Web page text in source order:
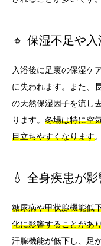
🔸 保湿不足や
入浴後に足裏の保湿ケ
に失われます。また、
の天然保湿因子を流し
ります。 冬場は特に空
目立ちやすくなります。
💧 全身疾患が
糖尿病や甲状腺機能低
化に影響することがあ
汗腺機能が低下し、足